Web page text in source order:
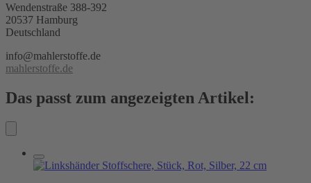
Wendenstraße 388-392
20537 Hamburg
Deutschland
info@mahlerstoffe.de
mahlerstoffe.de
Das passt zum angezeigten Artikel: